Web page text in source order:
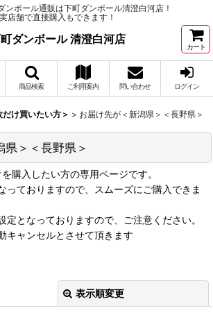
ンボール通販は下町ダンボール清澄白河店！
実店舗で直接購入もできます！
ダンボール 清澄白河店
カート
商品検索 ご利用案内 問い合わせ ログイン
け買いたい方＞ > お届け先が＜新潟県＞＜長野県＞
県＞＜長野県＞
購入したい方の専用ページです。
ておりますので、スムーズにご購入できま
となっておりますので、ご注意ください。
キャンセルとさせて頂きます
表示順変更